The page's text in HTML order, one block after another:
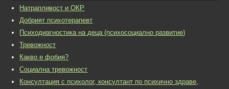
Натрапливост и ОКР
Добрият психотерапевт
Психодиагностика на деца (психосоциално развитие)
Тревожност
Какво е фобия?
Социална тревожност
Консултация с психолог, консултант по психично здраве,